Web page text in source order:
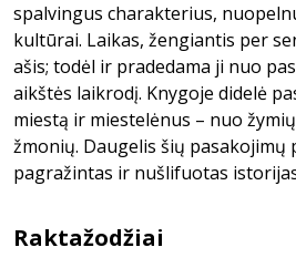
spalvingus charakterius,
kultūrai. Laikas, žengiantis per
ašis; todėl ir pradedama ji nuo
aikštės laikrodį. Knygoje didelė
miestą ir miestelėnus – nuo
žmonių. Daugelis šių pasakojimų
pagražintas ir nušlifuotas
Raktažodžiai